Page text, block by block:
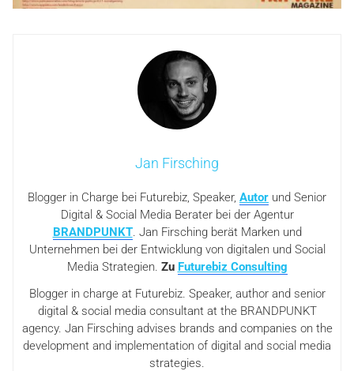
Jan Firsching
Blogger in Charge bei Futurebiz, Speaker, Autor und Senior
Digital & Social Media Berater bei der Agentur
BRANDPUNKT. Jan Firsching berät Marken und
Unternehmen bei der Entwicklung von digitalen und Social
Media Strategien. Zu Futurebiz Consulting
Blogger in charge at Futurebiz. Speaker, author and senior
digital & social media consultant at the BRANDPUNKT
agency. Jan Firsching advises brands and companies on the
development and implementation of digital and social media
strategies.